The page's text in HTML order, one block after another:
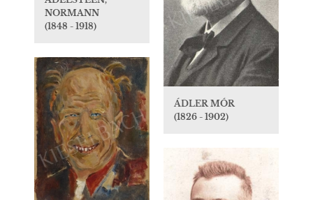
NORMANN
(1848 - 1918)
ÁDLER MÓR
(1826 - 1902)